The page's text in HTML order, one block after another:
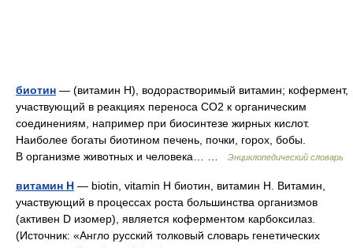
биотин — (витамин Н), водорастворимый витамин; кофермент,
участвующий в реакциях переноса СО2 к органическим
соединениям, например при биосинтезе жирных кислот.
Наиболее богаты биотином печень, почки, горох, бобы.
В организме животных и человека… …
Энциклопедический словарь
витамин Н — biotin, vitamin H биотин, витамин Н. Витамин,
участвующий в процессах роста большинства организмов
(активен D изомер), является коферментом карбоксилаз.
(Источник: «Англо русский толковый словарь генетических